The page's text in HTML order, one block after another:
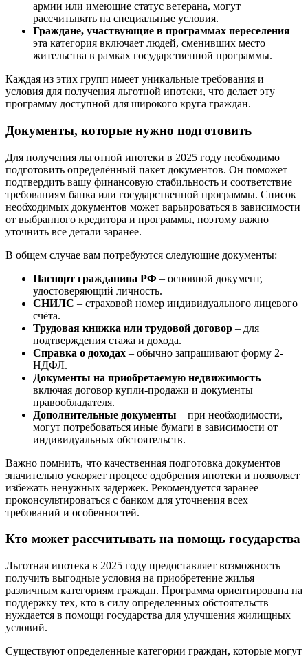
армии или имеющие статус ветерана, могут
рассчитывать на специальные условия.
Граждане, участвующие в программах переселения –
эта категория включает людей, сменивших место
жительства в рамках государственной программы.
Каждая из этих групп имеет уникальные требования и
условия для получения льготной ипотеки, что делает эту
программу доступной для широкого круга граждан.
Документы, которые нужно подготовить
Для получения льготной ипотеки в 2025 году необходимо
подготовить определённый пакет документов. Он поможет
подтвердить вашу финансовую стабильность и соответствие
требованиям банка или государственной программы. Список
необходимых документов может варьироваться в зависимости
от выбранного кредитора и программы, поэтому важно
уточнить все детали заранее.
В общем случае вам потребуются следующие документы:
Паспорт гражданина РФ – основной документ,
удостоверяющий личность.
СНИЛС – страховой номер индивидуального лицевого
счёта.
Трудовая книжка или трудовой договор – для
подтверждения стажа и дохода.
Справка о доходах – обычно запрашивают форму 2-
НДФЛ.
Документы на приобретаемую недвижимость –
включая договор купли-продажи и документы
правообладателя.
Дополнительные документы – при необходимости,
могут потребоваться иные бумаги в зависимости от
индивидуальных обстоятельств.
Важно помнить, что качественная подготовка документов
значительно ускоряет процесс одобрения ипотеки и позволяет
избежать ненужных задержек. Рекомендуется заранее
проконсультироваться с банком для уточнения всех
требований и особенностей.
Кто может рассчитывать на помощь государства
Льготная ипотека в 2025 году предоставляет возможность
получить выгодные условия на приобретение жилья
различным категориям граждан. Программа ориентирована на
поддержку тех, кто в силу определенных обстоятельств
нуждается в помощи государства для улучшения жилищных
условий.
Существуют определенные категории граждан, которые могут